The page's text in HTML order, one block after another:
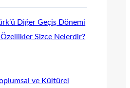
Diğer Geçiş Dönemi
Özellikler Sizce Nelerdir?
ve Kültürel